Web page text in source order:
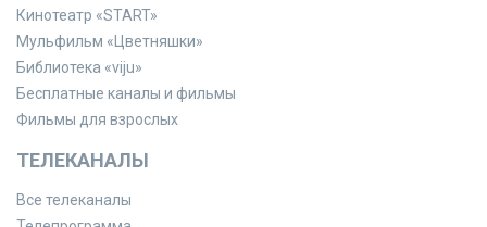
Кинотеатр «START»
Мульфильм «Цветняшки»
Библиотека «viju»
Бесплатные каналы и фильмы
Фильмы для взрослых
ТЕЛЕКАНАЛЫ
Все телеканалы